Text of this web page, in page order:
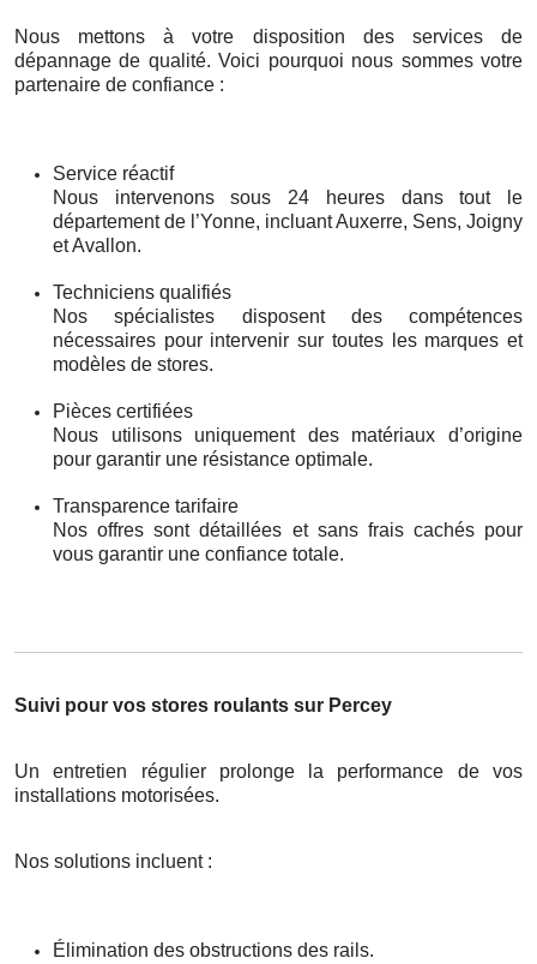
Nous mettons à votre disposition des services de
dépannage de qualité. Voici pourquoi nous sommes votre
partenaire de confiance :
Service réactif
Nous intervenons sous 24 heures dans tout le
département de l’Yonne, incluant Auxerre, Sens, Joigny
et Avallon.
Techniciens qualifiés
Nos spécialistes disposent des compétences
nécessaires pour intervenir sur toutes les marques et
modèles de stores.
Pièces certifiées
Nous utilisons uniquement des matériaux d’origine
pour garantir une résistance optimale.
Transparence tarifaire
Nos offres sont détaillées et sans frais cachés pour
vous garantir une confiance totale.
Suivi pour vos stores roulants sur Percey
Un entretien régulier prolonge la performance de vos
installations motorisées.
Nos solutions incluent :
Élimination des obstructions des rails.